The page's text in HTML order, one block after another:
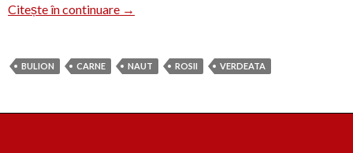
Citește în continuare Mancare de naut cu carne de porc
→
BULION CARNE NAUT ROSII VERDEATA